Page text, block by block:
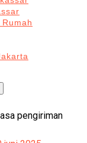
pengiriman